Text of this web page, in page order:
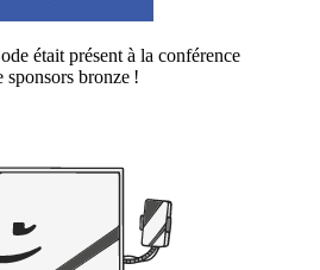
était présent à la conférence
sponsors bronze !